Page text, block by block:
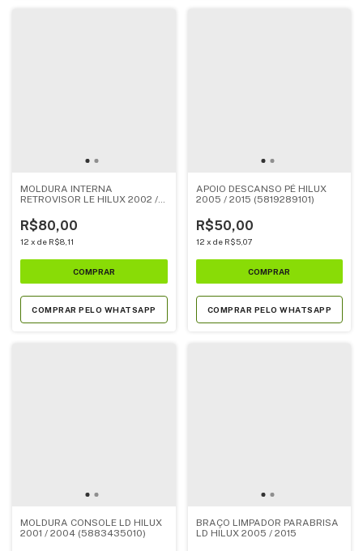
MOLDURA INTERNA
RETROVISOR LE HILUX 2002 /
R$80,00
12 x de R$8,11
COMPRAR PELO WHATSAPP
APOIO DESCANSO PÉ HILUX
2005 / 2015 (5819289101)
R$50,00
12 x de R$5,07
COMPRAR PELO WHATSAPP
MOLDURA CONSOLE LD HILUX
2001 / 2004 (5883435010)
BRAÇO LIMPADOR PARABRISA
LD HILUX 2005 / 2015